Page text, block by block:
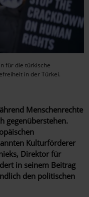
für die türkische
in der Türkei.
Menschenrechte
gegenüberstehen.
Kulturförderer
Direktor für
in seinem Beitrag
den politischen